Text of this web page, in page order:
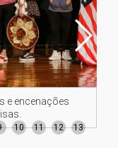
e encenações
10 11 12
13